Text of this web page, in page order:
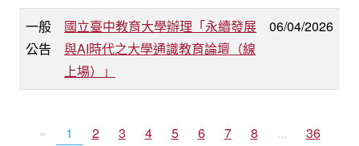
一般
公告
國立臺中教育大學辦理「永續發展
與AI時代之大學通識教育論壇（線
上場）」
06/04/2026
« 1 2 3 4 5 6 7 8 ...
36